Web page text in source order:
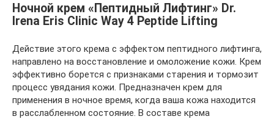
Ночной крем «Пептидный Лифтинг» Dr.
Irena Eris Clinic Way 4 Peptide Lifting
Действие этого крема с эффектом пептидного лифтинга,
направлено на восстановление и омоложение кожи. Крем
эффективно борется с признаками старения и тормозит
процесс увядания кожи. Предназначен крем для
применения в ночное время, когда ваша кожа находится
в расслабленном состояние. В составе крема